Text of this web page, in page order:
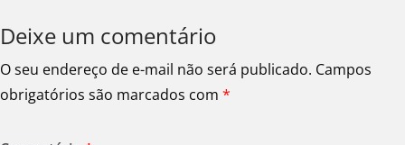
Deixe um comentário
O seu endereço de e-mail não será publicado. Campos
obrigatórios são marcados com *